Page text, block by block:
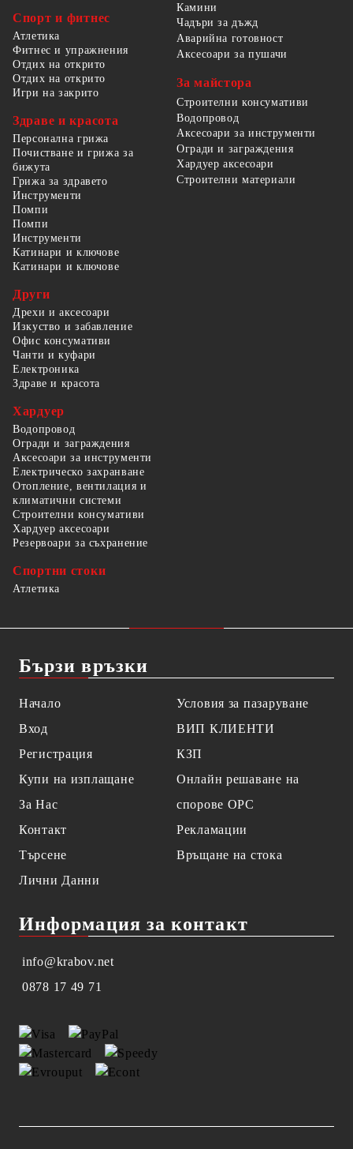
Спорт и фитнес
Атлетика
Фитнес и упражнения
Отдих на открито
Отдих на открито
Игри на закрито
Здраве и красота
Персонална грижа
Почистване и грижа за
бижута
Грижа за здравето
Камини
Чадъри за дъжд
Аварийна готовност
Аксесоари за пушачи
За майстора
Строителни консумативи
Водопровод
Аксесоари за инструменти
Огради и заграждения
Хардуер аксесоари
Строителни материали
Инструменти
Помпи
Помпи
Инструменти
Катинари и ключове
Катинари и ключове
Други
Дрехи и аксесоари
Изкуство и забавление
Офис консумативи
Чанти и куфари
Електроника
Здраве и красота
Хардуер
Водопровод
Огради и заграждения
Аксесоари за инструменти
Електрическо захранване
Отопление, вентилация и
климатични системи
Строителни консумативи
Хардуер аксесоари
Резервоари за съхранение
Спортни стоки
Атлетика
Бързи връзки
Начало
Вход
Регистрация
Купи на изплащане
За Нас
Контакт
Търсене
Лични Данни
Условия за пазаруване
ВИП КЛИЕНТИ
КЗП
Онлайн решаване на
спорове OPC
Рекламации
Връщане на стока
Информация за контакт
info@krabov.net
0878 17 49 71